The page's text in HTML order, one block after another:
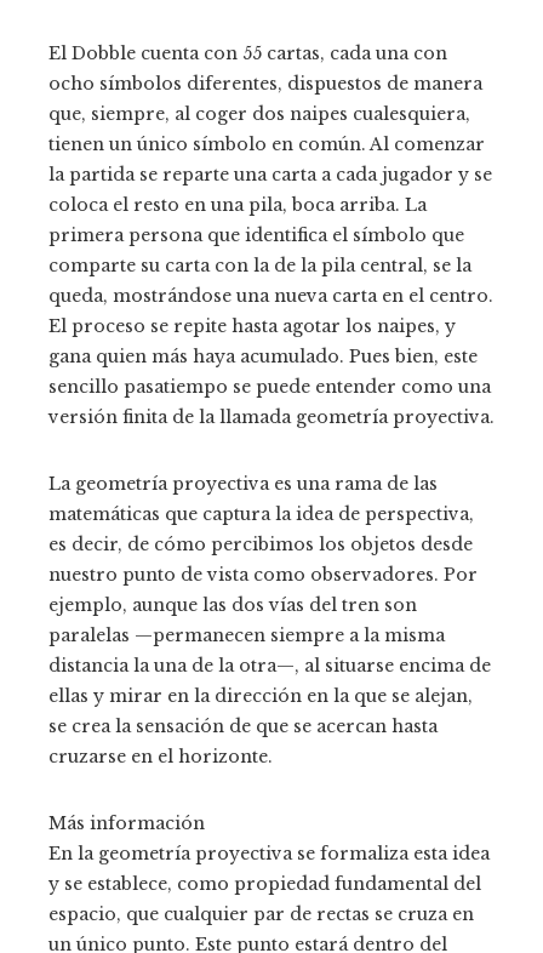
El Dobble cuenta con 55 cartas, cada una con
ocho símbolos diferentes, dispuestos de manera
que, siempre, al coger dos naipes cualesquiera,
tienen un único símbolo en común. Al comenzar
la partida se reparte una carta a cada jugador y se
coloca el resto en una pila, boca arriba. La
primera persona que identifica el símbolo que
comparte su carta con la de la pila central, se la
queda, mostrándose una nueva carta en el centro.
El proceso se repite hasta agotar los naipes, y
gana quien más haya acumulado. Pues bien, este
sencillo pasatiempo se puede entender como una
versión finita de la llamada geometría proyectiva.
La geometría proyectiva es una rama de las
matemáticas que captura la idea de perspectiva,
es decir, de cómo percibimos los objetos desde
nuestro punto de vista como observadores. Por
ejemplo, aunque las dos vías del tren son
paralelas —permanecen siempre a la misma
distancia la una de la otra—, al situarse encima de
ellas y mirar en la dirección en la que se alejan,
se crea la sensación de que se acercan hasta
cruzarse en el horizonte.
Más información
En la geometría proyectiva se formaliza esta idea
y se establece, como propiedad fundamental del
espacio, que cualquier par de rectas se cruza en
un único punto. Este punto estará dentro del